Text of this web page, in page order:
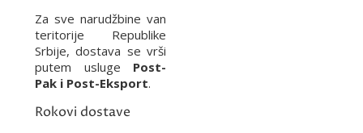
Za sve narudžbine van
teritorije Republike
Srbije, dostava se vrši
putem usluge Post-
Pak i Post-Eksport.
Rokovi dostave